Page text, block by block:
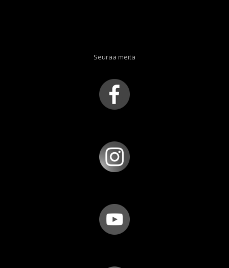
Seuraa meitä